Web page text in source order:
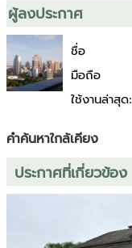
ผู้ลงประกาศ
ชื่อ
มือถือ
ใช้งานล่าสุด:
คำค้นหาใกล้เคียง
ประกาศที่เกี่ยวข้อง